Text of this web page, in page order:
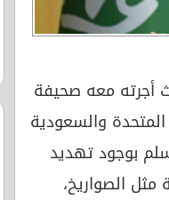
أجرته معه صحيفة
والسعودية
بوجود تهديد
مثل الصواريخ،